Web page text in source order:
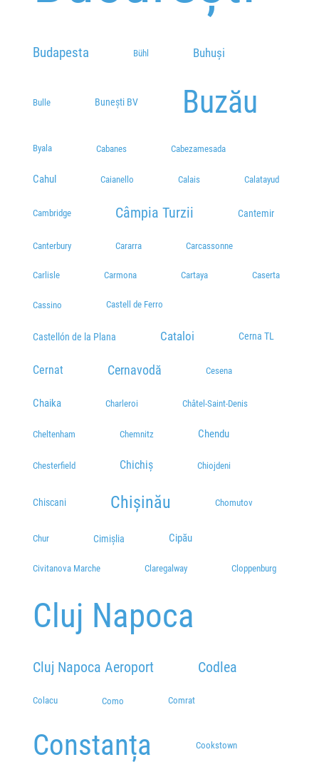
Statie Massaro
Calea Calarasilor, Nr. 66
Budapesta Bühl Buhuși
Bulle Bunești BV Buzău
Byala Cabanes Cabezamesada
Cahul Caianello Calais Calatayud
Cambridge Câmpia Turzii Cantemir
Canterbury Cararra Carcassonne
Carlisle Carmona Cartaya Caserta
Cassino Castell de Ferro
Castellón de la Plana Cataloi Cerna TL
Cernat Cernavodă Cesena
Chaika Charleroi Châtel-Saint-Denis
Cheltenham Chemnitz Chendu
Chesterfield Chichiș Chiojdeni
Chiscani Chișinău Chomutov
Chur Cimișlia Cipău
Civitanova Marche Claregalway Cloppenburg
Cluj Napoca
Cluj Napoca Aeroport Codlea
Colacu Como Comrat
Constanța Cookstown